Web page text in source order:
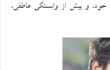
و پیش از وابستگی عاطفی،